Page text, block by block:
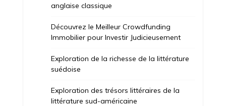
anglaise classique
Découvrez le Meilleur Crowdfunding
Immobilier pour Investir Judicieusement
Exploration de la richesse de la littérature
suédoise
Exploration des trésors littéraires de la
littérature sud-américaine